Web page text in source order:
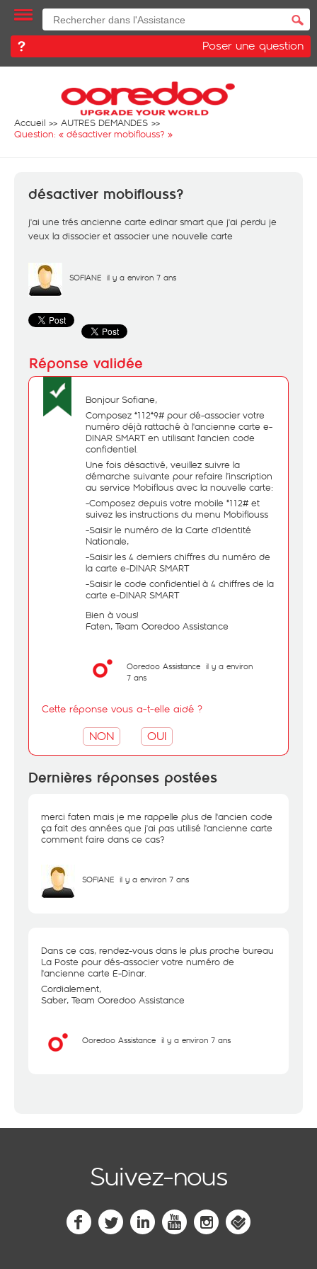
Poser une question
Accueil
AUTRES DEMANDES
Question: « désactiver mobiflouss? »
désactiver mobiflouss?
j'ai une trés ancienne carte edinar smart que j'ai perdu je
veux la dissocier et associer une nouvelle carte
SOFIANE il y a environ 7 ans
Bonjour Sofiane,
Composez *112*9# pour dé-associer votre
numéro déjà rattaché à l'ancienne carte e-
DINAR SMART en utilisant l'ancien code
confidentiel.
Une fois désactivé, veuillez suivre la
démarche suivante pour refaire l’inscription
au service Mobiflous avec la nouvelle carte:
-Composez depuis votre mobile *112# et
suivez les instructions du menu Mobiflouss
-Saisir le numéro de la Carte d’Identité
Nationale,
-Saisir les 4 derniers chiffres du numéro de
la carte e-DINAR SMART
-Saisir le code confidentiel à 4 chiffres de la
carte e-DINAR SMART
Bien à vous!
Faten, Team Ooredoo Assistance
Ooredoo Assistance il y a environ
7 ans
Cette réponse vous a-t-elle aidé ?
NON OUI
Dernières réponses postées
merci faten mais je me rappelle plus de l'ancien code
ça fait des années que j'ai pas utilisé l'ancienne carte
comment faire dans ce cas?
SOFIANE il y a environ 7 ans
Dans ce cas, rendez-vous dans le plus proche bureau
La Poste pour dés-associer votre numéro de
l'ancienne carte E-Dinar.
Cordialement,
Saber, Team Ooredoo Assistance
Ooredoo Assistance il y a environ 7 ans
Suivez-nous